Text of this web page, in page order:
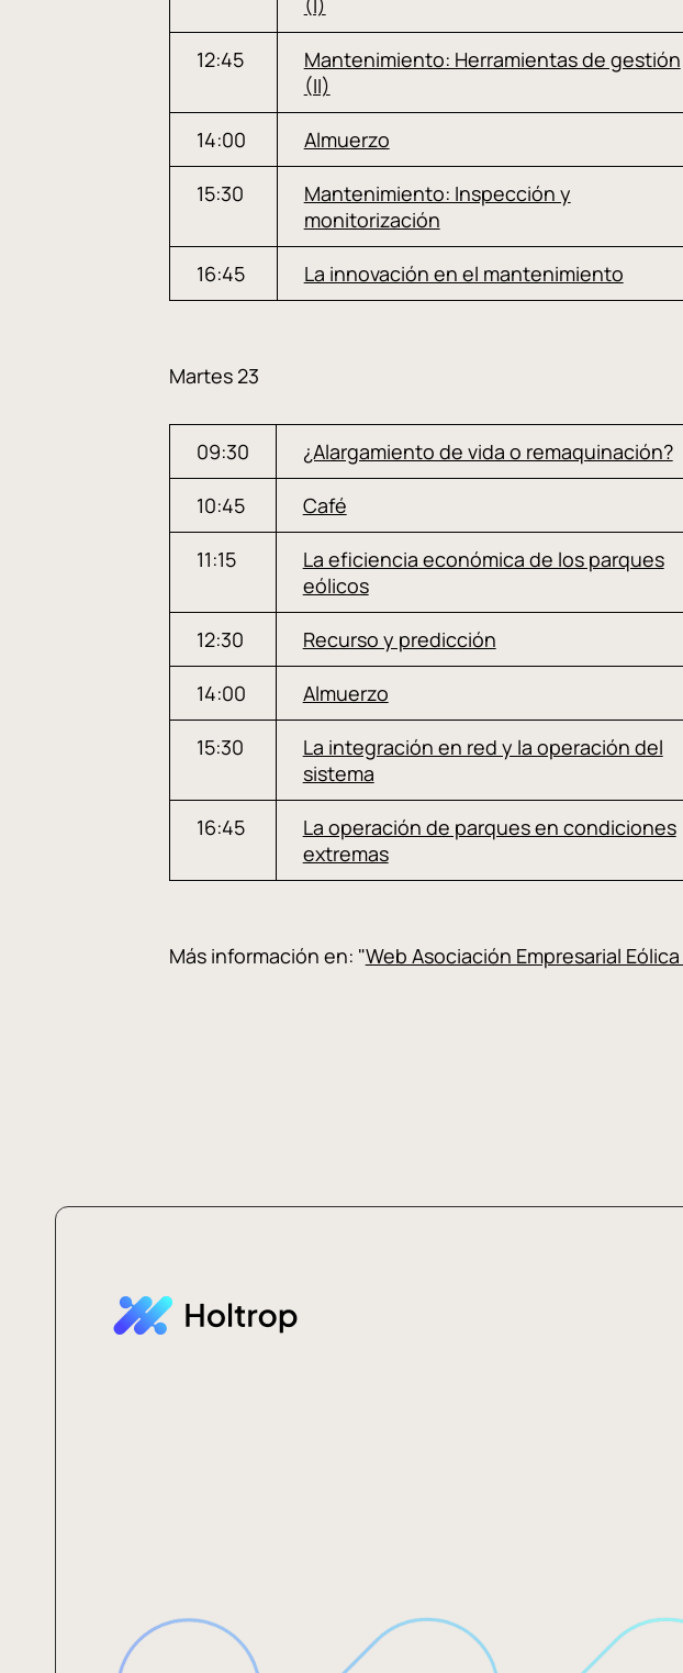
(I)
12:45
Mantenimiento: Herramientas de gestión
(II)
14:00 Almuerzo
15:30
Mantenimiento: Inspección y
monitorización
16:45 La innovación en el mantenimiento
Martes 23
09:30 ¿Alargamiento de vida o remaquinación?
10:45 Café
11:15
La eficiencia económica de los parques
eólicos
12:30 Recurso y predicción
14:00 Almuerzo
15:30
La integración en red y la operación del
sistema
16:45
La operación de parques en condiciones
extremas
Más información en: "Web Asociación Empresarial Eólica